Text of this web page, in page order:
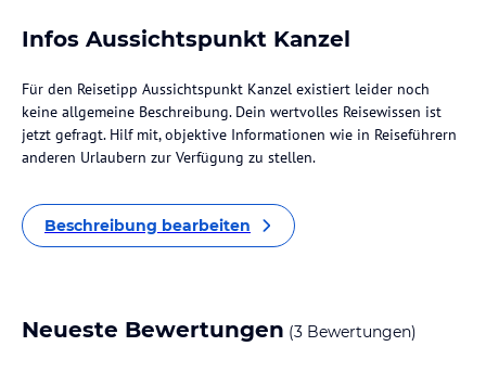
Infos Aussichtspunkt Kanzel
Für den Reisetipp Aussichtspunkt Kanzel existiert leider noch
keine allgemeine Beschreibung. Dein wertvolles Reisewissen ist
jetzt gefragt. Hilf mit, objektive Informationen wie in Reiseführern
anderen Urlaubern zur Verfügung zu stellen.
Beschreibung bearbeiten
Neueste Bewertungen (3 Bewertungen)